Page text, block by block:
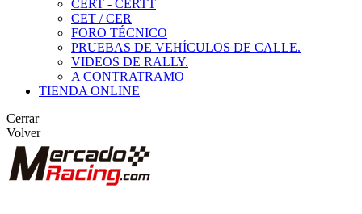
CERT - CERTT
CET / CER
FORO TÉCNICO
PRUEBAS DE VEHÍCULOS DE CALLE.
VIDEOS DE RALLY.
A CONTRATRAMO
TIENDA ONLINE
Cerrar
Volver